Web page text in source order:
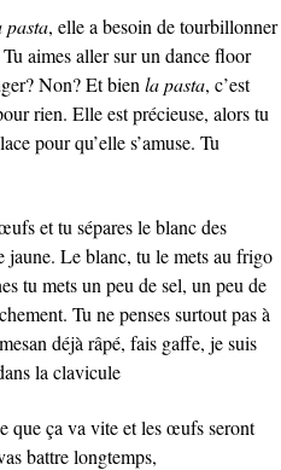
pasta, elle a besoin de tourbillonner
aimes aller sur un dance floor
Non? Et bien la pasta, c’est
rien. Elle est précieuse, alors tu
pour qu’elle s’amuse. Tu
et tu sépares le blanc des
jaune. Le blanc, tu le mets au frigo
tu mets un peu de sel, un peu de
Tu ne penses surtout pas à
déjà râpé, fais gaffe, je suis
la clavicule
que ça va vite et les œufs seront
battre longtemps,